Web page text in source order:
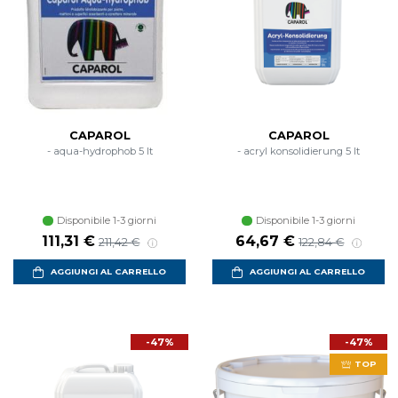
CAPAROL
- aqua-hydrophob 5 lt
Disponibile 1-3 giorni
Prezzo scontato
111,31 € Prezzo di listino
211,42 €
AGGIUNGI AL CARRELLO
CAPAROL
- acryl konsolidierung 5 lt
Disponibile 1-3 giorni
Prezzo scontato
64,67 € Prezzo di listino
122,84 €
AGGIUNGI AL CARRELLO
-47% -47%
TOP